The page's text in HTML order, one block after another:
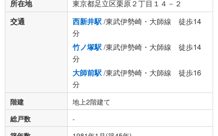
所在地 東京都足立区栗原２丁目１４－２
交通 西新井駅/東武伊勢崎・大師線 徒歩14
分
竹ノ塚駅/東武伊勢崎・大師線 徒歩14
分
大師前駅/東武伊勢崎・大師線 徒歩16
分
階建
地上2階建て
総戸数
-